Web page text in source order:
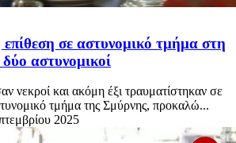
σε αστυνομικό τμήμα στη
αστυνομικοί
νεκροί και ακόμη έξι τραυματίστηκαν σε
τμήμα της Σμύρνης, προκαλώ...
2025